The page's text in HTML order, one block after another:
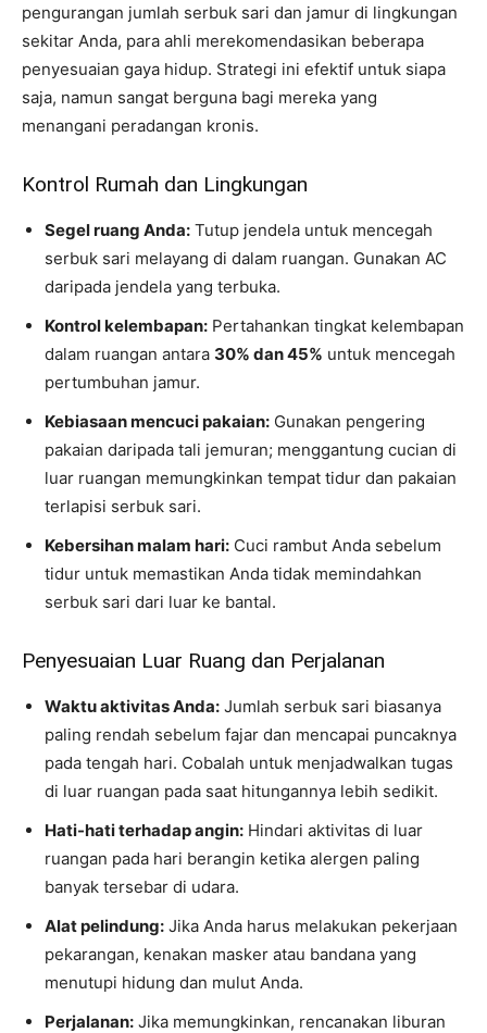
pengurangan jumlah serbuk sari dan jamur di lingkungan
sekitar Anda, para ahli merekomendasikan beberapa
penyesuaian gaya hidup. Strategi ini efektif untuk siapa
saja, namun sangat berguna bagi mereka yang
menangani peradangan kronis.
Kontrol Rumah dan Lingkungan
Segel ruang Anda: Tutup jendela untuk mencegah
serbuk sari melayang di dalam ruangan. Gunakan AC
daripada jendela yang terbuka.
Kontrol kelembapan: Pertahankan tingkat kelembapan
dalam ruangan antara 30% dan 45% untuk mencegah
pertumbuhan jamur.
Kebiasaan mencuci pakaian: Gunakan pengering
pakaian daripada tali jemuran; menggantung cucian di
luar ruangan memungkinkan tempat tidur dan pakaian
terlapisi serbuk sari.
Kebersihan malam hari: Cuci rambut Anda sebelum
tidur untuk memastikan Anda tidak memindahkan
serbuk sari dari luar ke bantal.
Penyesuaian Luar Ruang dan Perjalanan
Waktu aktivitas Anda: Jumlah serbuk sari biasanya
paling rendah sebelum fajar dan mencapai puncaknya
pada tengah hari. Cobalah untuk menjadwalkan tugas
di luar ruangan pada saat hitungannya lebih sedikit.
Hati-hati terhadap angin: Hindari aktivitas di luar
ruangan pada hari berangin ketika alergen paling
banyak tersebar di udara.
Alat pelindung: Jika Anda harus melakukan pekerjaan
pekarangan, kenakan masker atau bandana yang
menutupi hidung dan mulut Anda.
Perjalanan: Jika memungkinkan, rencanakan liburan